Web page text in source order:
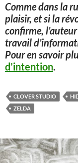
Comme dans la
plaisir, et si la
confirme,
travail
Pour en savoir
d’intention.
CLOVER STUDIO
ZELDA